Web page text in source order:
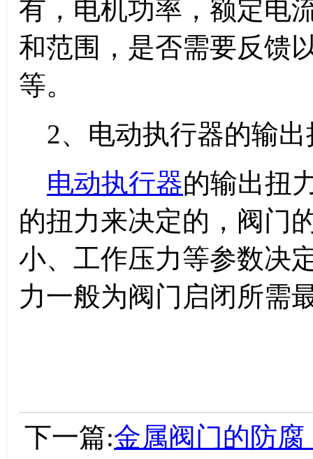
有，电机功率，额定电
和范围，是否需要反馈
等。
2、电动执行器的输出
电动执行器的输出扭
的扭力来决定的，阀门
小、工作压力等参数决
力一般为阀门启闭所需
下一篇:金属阀门的防腐